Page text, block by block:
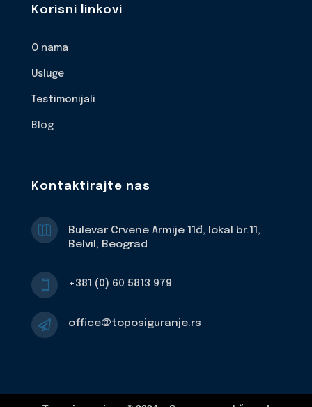
Korisni linkovi
O nama
Usluge
Testimonijali
Blog
Kontaktirajte nas

Bulevar Crvene Armije 11đ, lokal br.11,
Belvil, Beograd
 +381 (0) 60 5813 979
 office@toposiguranje.rs